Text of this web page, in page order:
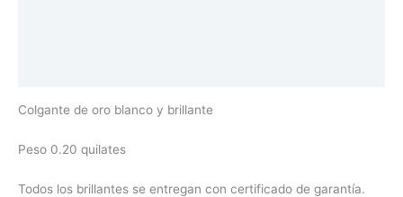
Colgante de oro blanco y brillante
Peso 0.20 quilates
Todos los brillantes se entregan con certificado de garantía.